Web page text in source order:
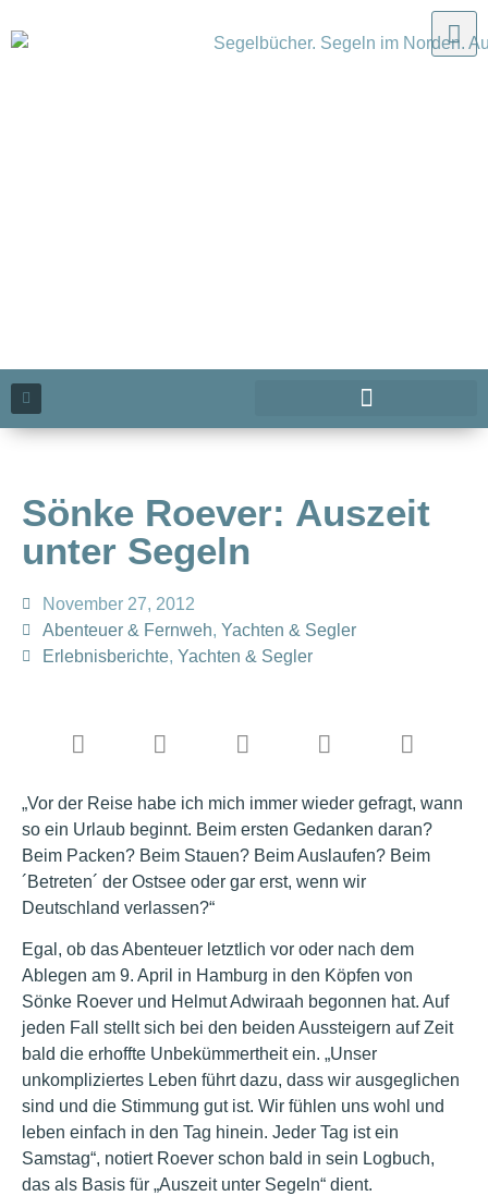
Sönke Roever: Auszeit
unter Segeln
November 27, 2012
Abenteuer & Fernweh, Yachten & Segler
Erlebnisberichte, Yachten & Segler
„Vor der Reise habe ich mich immer wieder gefragt, wann
so ein Urlaub beginnt. Beim ersten Gedanken daran?
Beim Packen? Beim Stauen? Beim Auslaufen? Beim
´Betreten´ der Ostsee oder gar erst, wenn wir
Deutschland verlassen?“
Egal, ob das Abenteuer letztlich vor oder nach dem
Ablegen am 9. April in Hamburg in den Köpfen von
Sönke Roever und Helmut Adwiraah begonnen hat. Auf
jeden Fall stellt sich bei den beiden Aussteigern auf Zeit
bald die erhoffte Unbekümmertheit ein. „Unser
unkompliziertes Leben führt dazu, dass wir ausgeglichen
sind und die Stimmung gut ist. Wir fühlen uns wohl und
leben einfach in den Tag hinein. Jeder Tag ist ein
Samstag“, notiert Roever schon bald in sein Logbuch,
das als Basis für „Auszeit unter Segeln“ dient.